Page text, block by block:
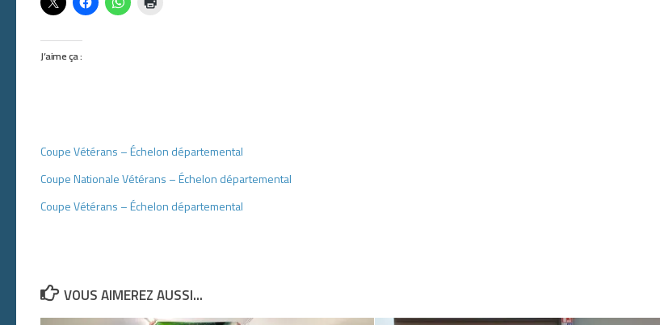
J’aime ça :
Coupe Vétérans – Échelon départemental
Coupe Nationale Vétérans – Échelon départemental
Coupe Vétérans – Échelon départemental
VOUS AIMEREZ AUSSI...